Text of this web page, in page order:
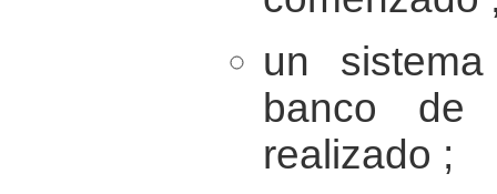
un
banco
realizado ;